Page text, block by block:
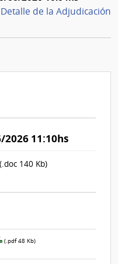
de la Adjudicación
2026 11:10hs
(.doc 140 Kb)
Archivo
de
(.pdf 48 Kb)